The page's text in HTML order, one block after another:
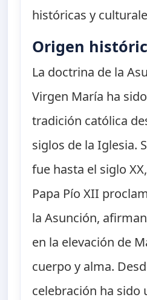
históricas y
Origen
La doctrina de la
Virgen María ha
tradición católica
siglos de la Iglesia.
fue hasta el siglo
Papa Pío XII
la Asunción,
en la elevación de
cuerpo y alma.
celebración ha sido